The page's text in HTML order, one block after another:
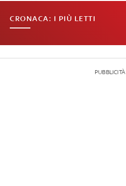
CRONACA: I PIÙ LETTI
PUBBLICITÀ